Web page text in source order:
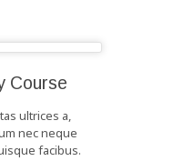
Course
ultrices a,
nec neque
facibus.